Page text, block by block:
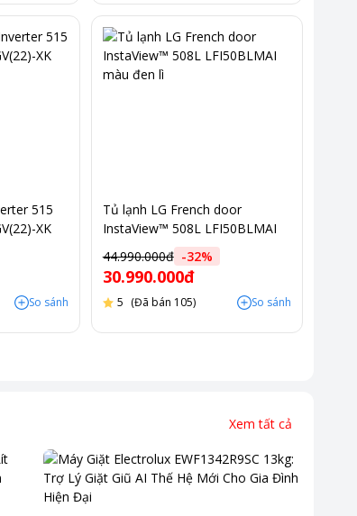
515
XK
So sánh
Tủ lạnh LG French door
InstaView™ 508L LFI50BLMAI
44.990.000đ -32%
30.990.000đ
5 (Đã bán 105) So sánh
Xem tất cả